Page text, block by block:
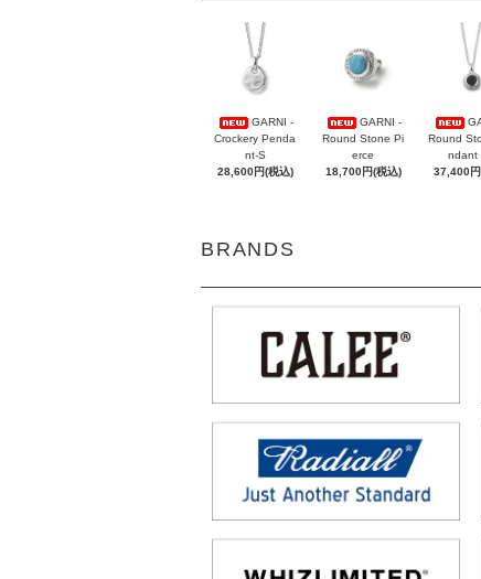
GARNI -
Crockery Penda
nt-S
28,600円(税込)
GARNI -
Round Stone Pi
erce
18,700円(税込)
Round
ndant
37,400
BRANDS